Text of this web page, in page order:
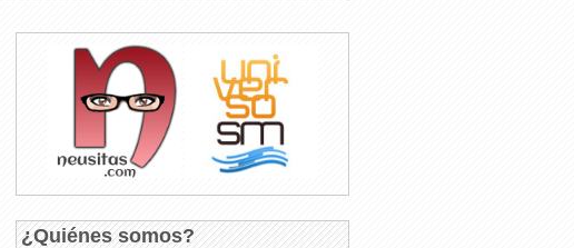
¿Quiénes somos?